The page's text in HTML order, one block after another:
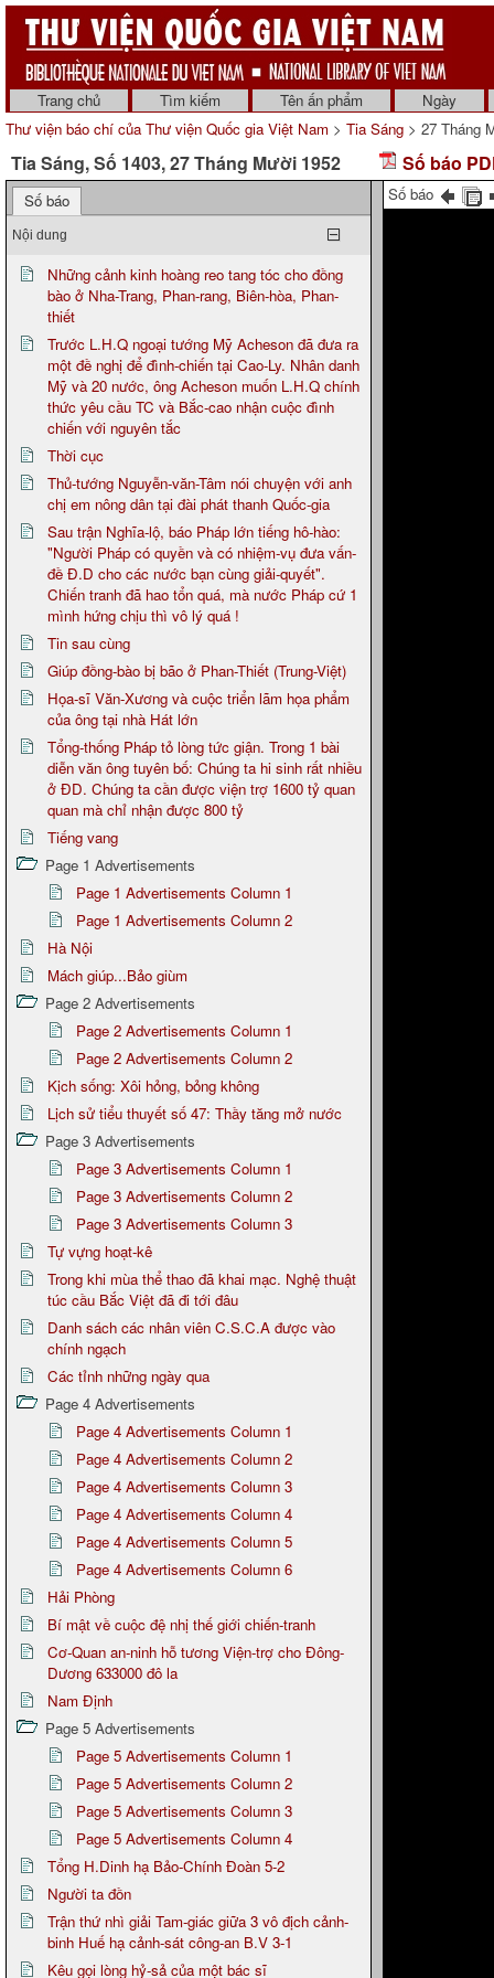
Trang chủ Tìm kiếm Tên ấn phẩm
Ngày
Thư viện báo chí của Thư viện Quốc gia Việt Nam > Tia Sáng > 27 Tháng
Tia Sáng, Số 1403, 27 Tháng Mười 1952 Số báo
Số báo
Nội dung
Những cảnh kinh hoàng reo tang tóc cho đồng
bào ở Nha-Trang, Phan-rang, Biên-hòa, Phan-
thiết
Trước L.H.Q ngoại tướng Mỹ Acheson đã đưa ra
một đề nghị để đình-chiến tại Cao-Ly. Nhân danh
Mỹ và 20 nước, ông Acheson muốn L.H.Q chính
thức yêu cầu TC và Bắc-cao nhận cuộc đình
chiến với nguyên tắc
Thời cục
Thủ-tướng Nguyễn-văn-Tâm nói chuyện với anh
chị em nông dân tại đài phát thanh Quốc-gia
Sau trận Nghĩa-lộ, báo Pháp lớn tiếng hô-hào:
"Người Pháp có quyền và có nhiệm-vụ đưa vấn-
đề Đ.D cho các nước bạn cùng giải-quyết".
Chiến tranh đã hao tổn quá, mà nước Pháp cứ 1
mình hứng chịu thì vô lý quá !
Tin sau cùng
Giúp đồng-bào bị bão ở Phan-Thiết (Trung-Việt)
Họa-sĩ Văn-Xương và cuộc triển lãm họa phẩm
của ông tại nhà Hát lớn
Tổng-thống Pháp tỏ lòng tức giận. Trong 1 bài
diễn văn ông tuyên bố: Chúng ta hi sinh rất nhiều
ở ĐD. Chúng ta cần được viện trợ 1600 tỷ quan
quan mà chỉ nhận được 800 tỷ
Tiếng vang
Page 1 Advertisements
Page 1 Advertisements Column 1
Page 1 Advertisements Column 2
Hà Nội
Mách giúp...Bảo giùm
Page 2 Advertisements
Page 2 Advertisements Column 1
Page 2 Advertisements Column 2
Kịch sống: Xôi hỏng, bỏng không
Lịch sử tiểu thuyết số 47: Thầy tăng mở nước
Page 3 Advertisements
Page 3 Advertisements Column 1
Page 3 Advertisements Column 2
Page 3 Advertisements Column 3
Tự vựng hoạt-kê
Trong khi mùa thể thao đã khai mạc. Nghệ thuật
túc cầu Bắc Việt đã đi tới đâu
Danh sách các nhân viên C.S.C.A được vào
chính ngạch
Các tỉnh những ngày qua
Page 4 Advertisements
Page 4 Advertisements Column 1
Page 4 Advertisements Column 2
Page 4 Advertisements Column 3
Page 4 Advertisements Column 4
Page 4 Advertisements Column 5
Page 4 Advertisements Column 6
Hải Phòng
Bí mật về cuộc đệ nhị thế giới chiến-tranh
Cơ-Quan an-ninh hỗ tương Viện-trợ cho Đông-
Dương 633000 đô la
Nam Định
Page 5 Advertisements
Page 5 Advertisements Column 1
Page 5 Advertisements Column 2
Page 5 Advertisements Column 3
Page 5 Advertisements Column 4
Tổng H.Dinh hạ Bảo-Chính Đoàn 5-2
Người ta đồn
Trận thứ nhì giải Tam-giác giữa 3 vô địch cảnh-
binh Huế hạ cảnh-sát công-an B.V 3-1
Kêu gọi lòng hỷ-sả của một bác sĩ
Số báo